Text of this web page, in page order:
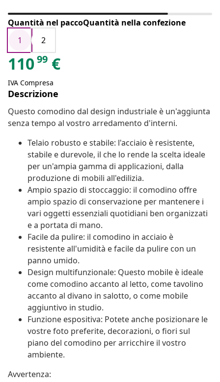
Quantità nel paccoQuantità nella confezione
1
2
11099 €
IVA Compresa
Descrizione
Questo comodino dal design industriale è un'aggiunta
senza tempo al vostro arredamento d'interni.
Telaio robusto e stabile: l'acciaio è resistente,
stabile e durevole, il che lo rende la scelta ideale
per un'ampia gamma di applicazioni, dalla
produzione di mobili all'edilizia.
Ampio spazio di stoccaggio: il comodino offre
ampio spazio di conservazione per mantenere i
vari oggetti essenziali quotidiani ben organizzati
e a portata di mano.
Facile da pulire: il comodino in acciaio è
resistente all'umidità e facile da pulire con un
panno umido.
Design multifunzionale: Questo mobile è ideale
come comodino accanto al letto, come tavolino
accanto al divano in salotto, o come mobile
aggiuntivo in studio.
Funzione espositiva: Potete anche posizionare le
vostre foto preferite, decorazioni, o fiori sul
piano del comodino per arricchire il vostro
ambiente.
Avvertenza: